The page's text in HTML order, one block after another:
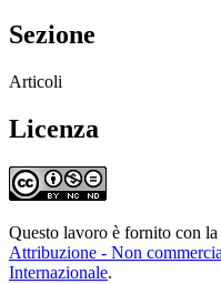
Sezione
Articoli
Licenza
Questo lavoro è fornito con la
Attribuzione - Non
Internazionale.